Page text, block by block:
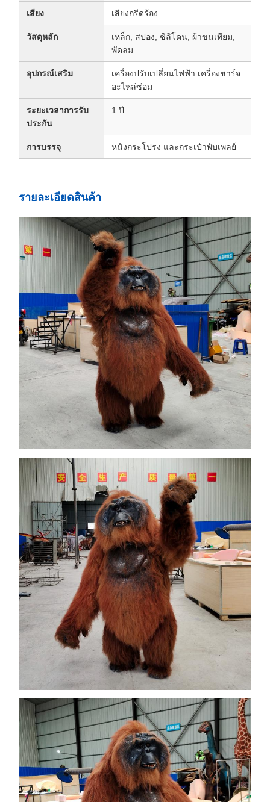
เสียง เสียงกรีดร้อง
วัสดุหลัก
เหล็ก, สปอง, ซิลิโคน, ผ้าขนเทียม,
พัดลม
อุปกรณ์เสริม
เครื่องปรับเปลี่ยนไฟฟ้า เครื่องชาร์จ
อะไหล่ซ่อม
ระยะเวลาการรับ
ประกัน
1 ปี
การบรรจุ หนังกระโปรง และกระเป๋าพับเพลย์
รายละเอียดสินค้า